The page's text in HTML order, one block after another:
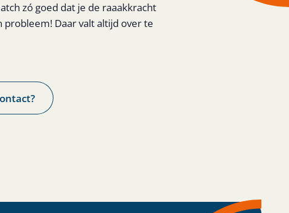
zó goed dat je de raaakkracht
probleem! Daar valt altijd over te